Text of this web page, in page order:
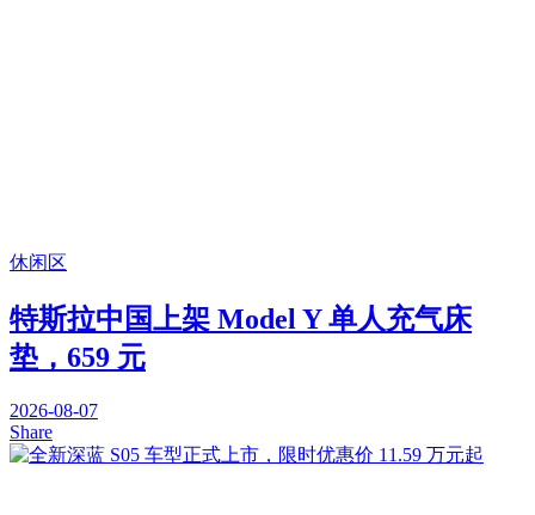
休闲区
特斯拉中国上架 Model Y 单人充气床
垫，659 元
2026-08-07
Share